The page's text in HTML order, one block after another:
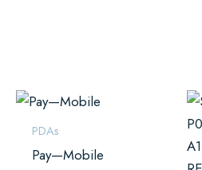
PDAs
Pay—Mobile